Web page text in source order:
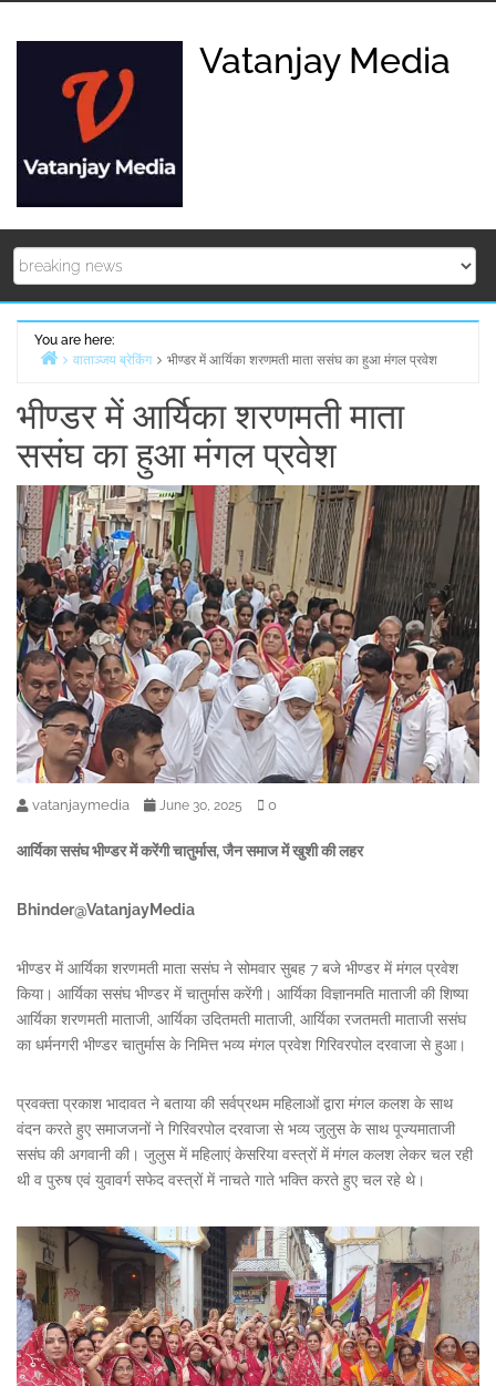
Vatanjay Media
You are here:
वाताञ्जय ब्रेकिंग भीण्डर में आर्यिका शरणमती माता ससंघ का हुआ मंगल प्रवेश
भीण्डर में आर्यिका शरणमती माता
ससंघ का हुआ मंगल प्रवेश
vatanjaymedia June 30, 2025 0
आर्यिका ससंघ भीण्डर में करेंगी चातुर्मास, जैन समाज में खुशी की लहर
Bhinder@VatanjayMedia
भीण्डर में आर्यिका शरणमती माता ससंघ ने सोमवार सुबह 7 बजे भीण्डर में मंगल प्रवेश
किया। आर्यिका ससंघ भीण्डर में चातुर्मास करेंगी। आर्यिका विज्ञानमति माताजी की शिष्या
आर्यिका शरणमती माताजी, आर्यिका उदितमती माताजी, आर्यिका रजतमती माताजी ससंघ
का धर्मनगरी भीण्डर चातुर्मास के निमित्त भव्य मंगल प्रवेश गिरिवरपोल दरवाजा से हुआ।
प्रवक्ता प्रकाश भादावत ने बताया की सर्वप्रथम महिलाओं द्वारा मंगल कलश के साथ
वंदन करते हुए समाजजनों ने गिरिवरपोल दरवाजा से भव्य जुलुस के साथ पूज्यमाताजी
ससंघ की अगवानी की। जुलुस में महिलाएं केसरिया वस्त्रों में मंगल कलश लेकर चल रही
थी व पुरुष एवं युवावर्ग सफेद वस्त्रों में नाचते गाते भक्ति करते हुए चल रहे थे।